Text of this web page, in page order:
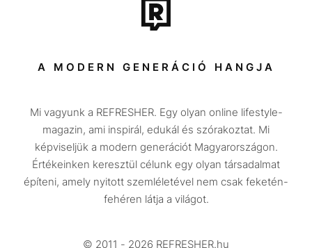
Tech-Tudomány
Sport
Társadalom
Utazás
Életmód
Design
Beszélgetések
A MODERN GENERÁCIÓ HANGJA
Mi vagyunk a REFRESHER. Egy olyan online lifestyle-
magazin, ami inspirál, edukál és szórakoztat. Mi
képviseljük a modern generációt Magyarországon.
Értékeinken keresztül célunk egy olyan társadalmat
építeni, amely nyitott szemléletével nem csak feketén-
fehéren látja a világot.
© 2011 - 2026 REFRESHER.hu